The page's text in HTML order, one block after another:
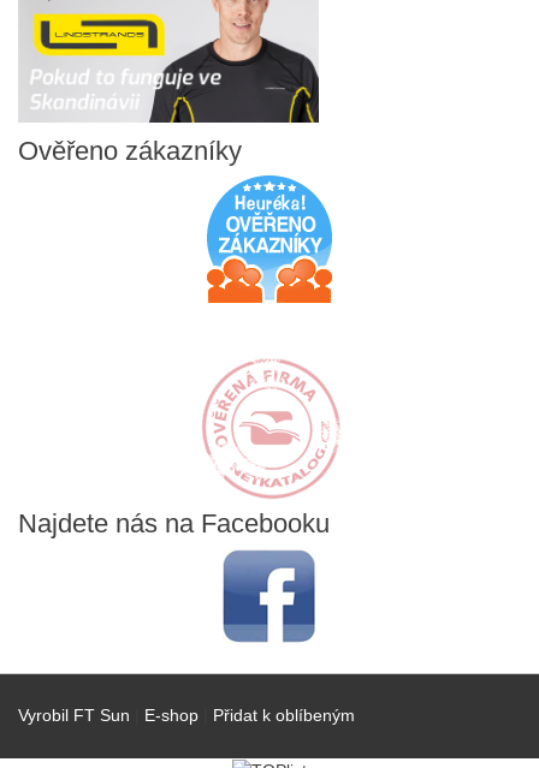
Ověřeno zákazníky
Najdete nás na Facebooku
Vyrobil FT Sun E-shop Přidat k oblíbeným